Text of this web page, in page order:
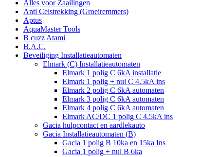
Alles voor Zaailingen
Anti Celstrekking (Groeiremmers)
Aptus
AquaMaster Tools
B cuzz Atami
B.A.C.
Beveiliging Installatieautomaten
Elmark (C) Installatieautomaten
Elmark 1 polig C 6kA installatie
Elmark 1 polig + nul C 4.5kA ins
Elmark 2 polig C 6kA automaten
Elmark 3 polig C 6kA automaten
Elmark 4 polig C 6kA automaten
Elmark AC/DC 1 polig C 4.5kA ins
Gacia hulpcontact en aardlekauto
Gacia Installatieautomaten (B)
Gacia 1 polig B 10ka en 15ka Ins
Gacia 1 polig + nul B 6ka